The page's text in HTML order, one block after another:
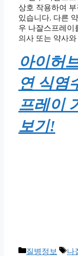
상호 작용하여
있습니다. 다른
우 나잘스프레이
의사 또는 약사
아이허
연 식염
프레이
보기!
Categories
질병정보 나